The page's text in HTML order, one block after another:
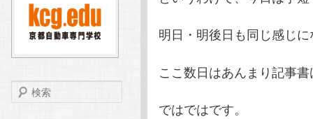
移
動 明日・明後日も同じ感じ
ここ数日はあんまり記事
ではではです。
検
索